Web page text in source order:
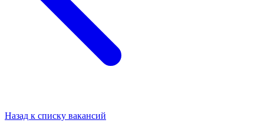
Назад к списку вакансий